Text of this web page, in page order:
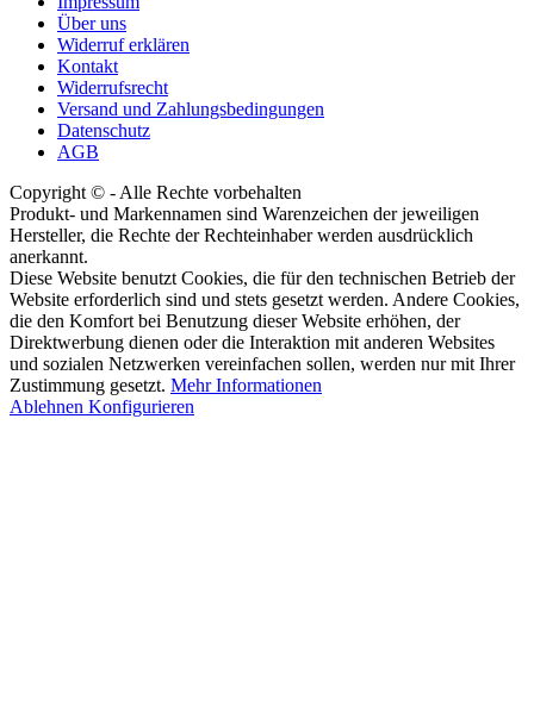
Über uns
Widerruf erklären
Kontakt
Widerrufsrecht
Versand und Zahlungsbedingungen
Datenschutz
AGB
Copyright © - Alle Rechte vorbehalten
Produkt- und Markennamen sind Warenzeichen der jeweiligen
Hersteller, die Rechte der Rechteinhaber werden ausdrücklich
anerkannt.
Diese Website benutzt Cookies, die für den technischen Betrieb der
Website erforderlich sind und stets gesetzt werden. Andere Cookies,
die den Komfort bei Benutzung dieser Website erhöhen, der
Direktwerbung dienen oder die Interaktion mit anderen Websites
und sozialen Netzwerken vereinfachen sollen, werden nur mit Ihrer
Zustimmung gesetzt. Mehr Informationen
Ablehnen Konfigurieren